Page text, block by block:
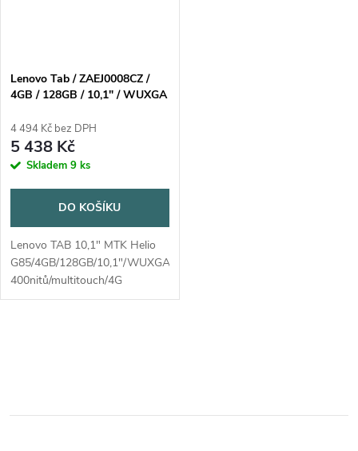
Lenovo Tab / ZAEJ0008CZ /
4GB / 128GB / 10,1" / WUXGA
/ 4G LTE / 8MP+5MP / Android
14 / šedá / kryt
4 494 Kč bez DPH
5 438 Kč
Skladem 9 ks
DO KOŠÍKU
Lenovo TAB 10,1" MTK Helio
G85/4GB/128GB/10,1"/WUXGA/TFT/až
400nitů/multitouch/4G
LTE/8MP+5MP/Android 14
l